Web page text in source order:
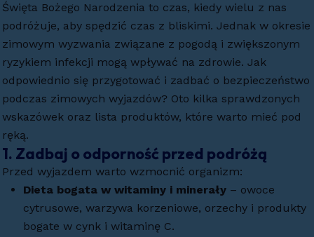
Święta Bożego Narodzenia to czas, kiedy wielu z nas
podróżuje, aby spędzić czas z bliskimi. Jednak w okresie
zimowym wyzwania związane z pogodą i zwiększonym
ryzykiem infekcji mogą wpływać na zdrowie. Jak
odpowiednio się przygotować i zadbać o bezpieczeństwo
podczas zimowych wyjazdów? Oto kilka sprawdzonych
wskazówek oraz lista produktów, które warto mieć pod
ręką.
1. Zadbaj o odporność przed podróżą
Przed wyjazdem warto wzmocnić organizm:
Dieta bogata w witaminy i minerały – owoce
cytrusowe, warzywa korzeniowe, orzechy i produkty
bogate w cynk i witaminę C.